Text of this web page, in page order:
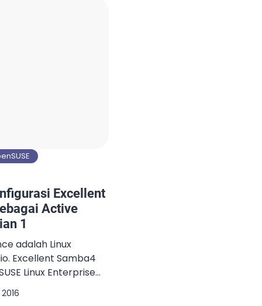
Excellent
Active
1
adalah Linux
Excellent Samba4
Linux Enterprise
nya. Excellent
semua